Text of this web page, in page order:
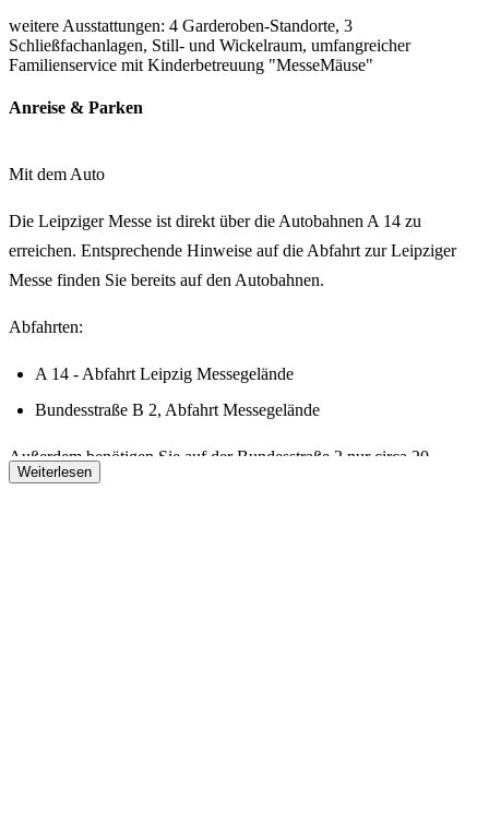
weitere Ausstattungen: 4 Garderoben-Standorte, 3
Schließfachanlagen, Still- und Wickelraum, umfangreicher
Familienservice mit Kinderbetreuung "MesseMäuse"
Anreise & Parken
Mit dem Auto
Die Leipziger Messe ist direkt über die Autobahnen A 14 zu
erreichen. Entsprechende Hinweise auf die Abfahrt zur Leipziger
Messe finden Sie bereits auf den Autobahnen.
Abfahrten:
A 14 - Abfahrt Leipzig Messegelände
Bundesstraße B 2, Abfahrt Messegelände
Außerdem benötigen Sie auf der Bundesstraße 2 nur circa 20
Minuten vom Messegelände bis in die Leipziger Innenstadt.
Weiterlesen